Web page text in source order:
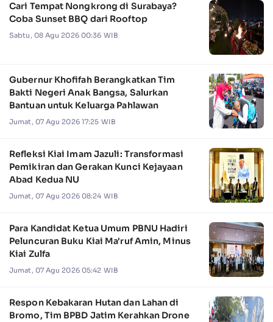
Cari Tempat Nongkrong di Surabaya?
Coba Sunset BBQ dari Rooftop
Sabtu, 08 Agu 2026 00:36 WIB
Gubernur Khofifah Berangkatkan Tim
Bakti Negeri Anak Bangsa, Salurkan
Bantuan untuk Keluarga Pahlawan
Jumat, 07 Agu 2026 17:25 WIB
Refleksi Kiai Imam Jazuli: Transformasi
Pemikiran dan Gerakan Kunci Kejayaan
Abad Kedua NU
Jumat, 07 Agu 2026 08:24 WIB
Para Kandidat Ketua Umum PBNU Hadiri
Peluncuran Buku Kiai Ma'ruf Amin, Minus
Kiai Zulfa
Jumat, 07 Agu 2026 05:42 WIB
Respon Kebakaran Hutan dan Lahan di
Bromo, Tim BPBD Jatim Kerahkan Drone